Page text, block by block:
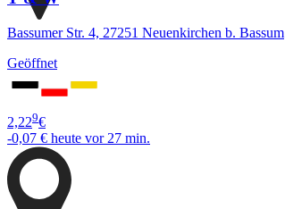
Bassumer Str. 4, 27251 Neuenkirchen b. Bassum
Geöffnet
2,229€
-0,07 € heute vor 27 min.